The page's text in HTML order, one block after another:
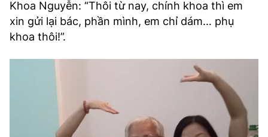
Khoa Nguyễn: “Thôi từ nay, chính khoa thì em
xin gửi lại bác, phần mình, em chỉ dám… phụ
khoa thôi!”.